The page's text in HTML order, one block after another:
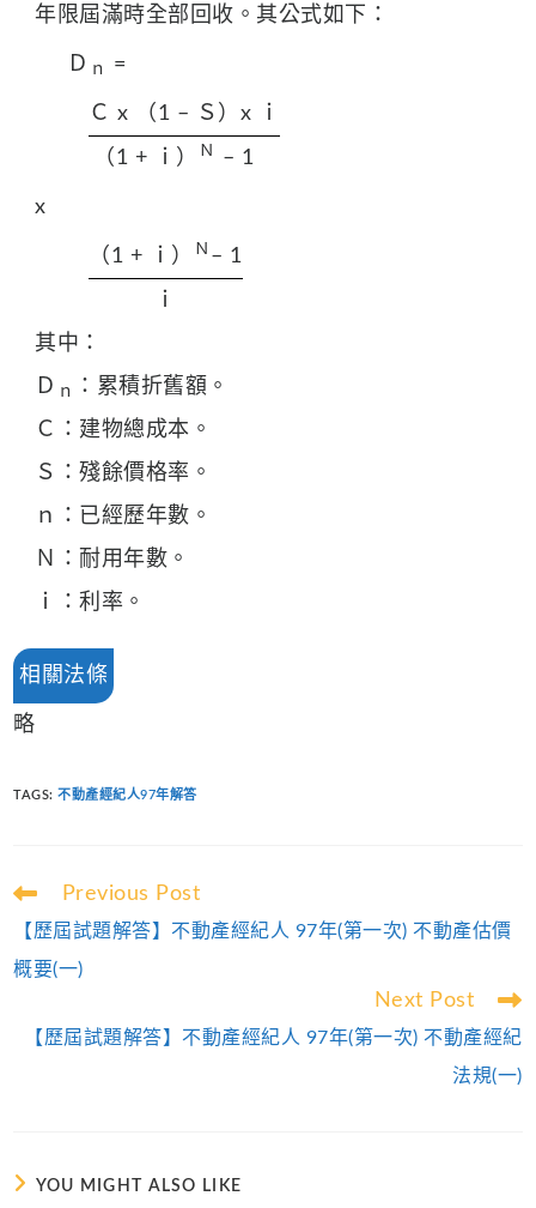
年限屆滿時全部回收。其公式如下：
Ｄ ｎ =
Ｃ x （1 – Ｓ）x ｉ
（1 + ｉ） Ｎ – 1
x
（1 + ｉ） Ｎ – 1
ｉ
其中：
Ｄ ｎ
：累積折舊額。
Ｃ：建物總成本。
Ｓ：殘餘價格率。
ｎ：已經歷年數。
Ｎ：耐用年數。
ｉ：利率。
相關法條
略
TAGS:不動產經紀人97年解答
Read
articles
Previous Post
【歷屆試題解答】不動產經紀人 97年(第一次) 不動產估價
概要(一)
Next Post
【歷屆試題解答】不動產經紀人 97年(第一次) 不動產經紀
法規(一)
YOU MIGHT ALSO LIKE